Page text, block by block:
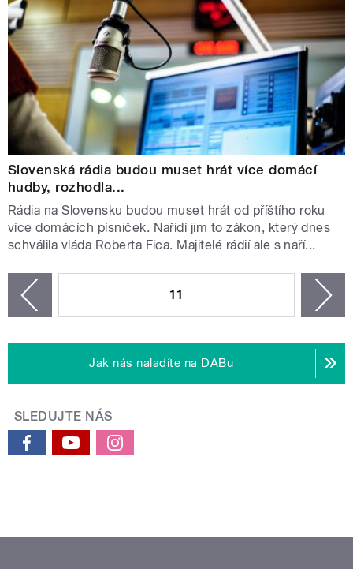
Slovenská rádia budou muset hrát více domácí
hudby, rozhodla...
Rádia na Slovensku budou muset hrát od příštího roku
více domácích písniček. Nařídí jim to zákon, který dnes
schválila vláda Roberta Fica. Majitelé rádií ale s naří...
11
Jak nás naladíte na DABu
SLEDUJTE NÁS